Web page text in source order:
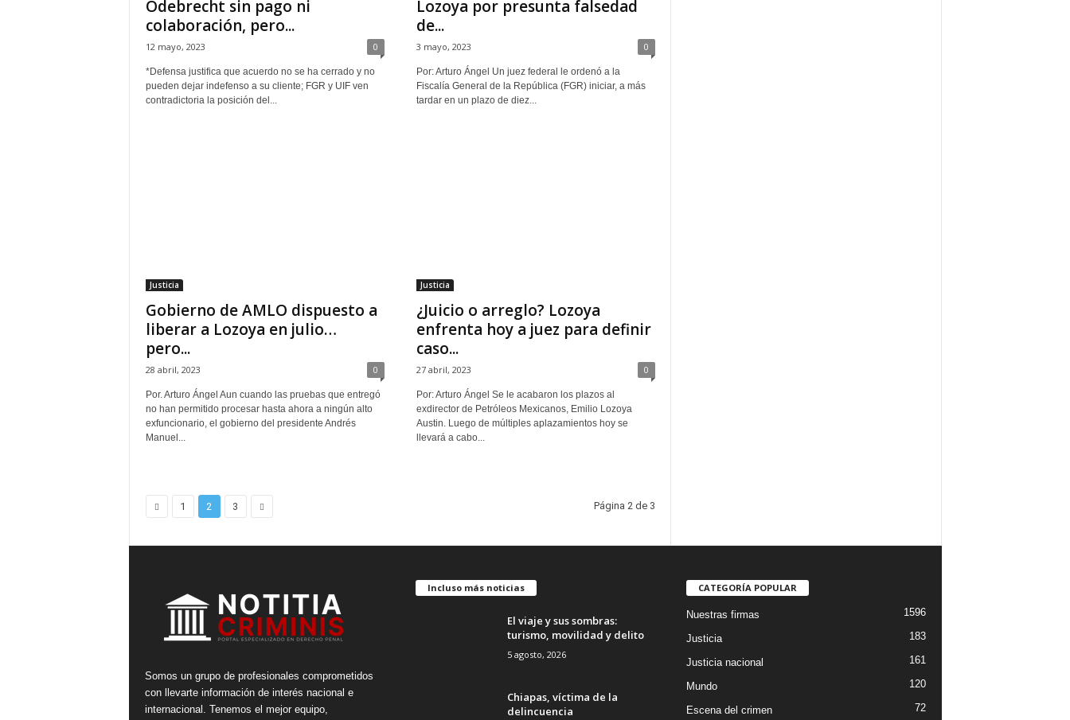
Odebrecht sin pago ni
colaboración, pero...
12 mayo, 2023 0
*Defensa justifica que acuerdo no se ha cerrado y no
pueden dejar indefenso a su cliente; FGR y UIF ven
contradictoria la posición del...
Lozoya por presunta falsedad
de...
3 mayo, 2023 0
Por: Arturo Ángel Un juez federal le ordenó a la
Fiscalía General de la República (FGR) iniciar, a más
tardar en un plazo de diez...
Justicia
Gobierno de AMLO dispuesto a
liberar a Lozoya en julio…
pero...
28 abril, 2023 0
Por. Arturo Ángel Aun cuando las pruebas que entregó
no han permitido procesar hasta ahora a ningún alto
exfuncionario, el gobierno del presidente Andrés
Manuel...
Justicia
¿Juicio o arreglo? Lozoya
enfrenta hoy a juez para definir
caso...
27 abril, 2023 0
Por: Arturo Ángel Se le acabaron los plazos al
exdirector de Petróleos Mexicanos, Emilio Lozoya
Austin. Luego de múltiples aplazamientos hoy se
llevará a cabo...
1 2 3 Página 2 de 3
Somos un grupo de profesionales comprometidos
con llevarte información de interés nacional e
internacional. Tenemos el mejor equipo,
Incluso más noticias
El viaje y sus sombras:
turismo, movilidad y delito
5 agosto, 2026
Chiapas, víctima de la
delincuencia
CATEGORÍA POPULAR
Nuestras firmas 1596
Justicia 183
Justicia nacional 161
Mundo 120
Escena del crimen 72